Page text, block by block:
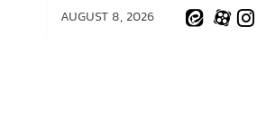
AUGUST 8, 2026